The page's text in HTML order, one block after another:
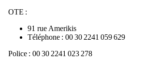
OTE :
91 rue Amerikis
Téléphone : 00 30 2241 059 629
Police : 00 30 2241 023 278